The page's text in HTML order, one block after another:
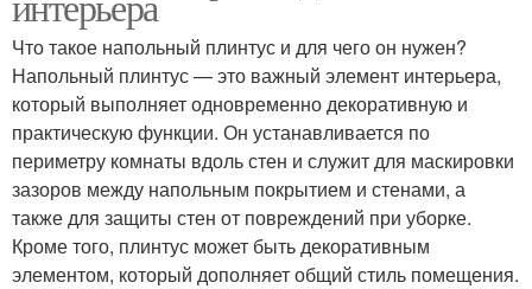
Что такое напольный плинтус и для чего он нужен?
Напольный плинтус — это важный элемент интерьера,
который выполняет одновременно декоративную и
практическую функции. Он устанавливается по
периметру комнаты вдоль стен и служит для маскировки
зазоров между напольным покрытием и стенами, а
также для защиты стен от повреждений при уборке.
Кроме того, плинтус может быть декоративным
элементом, который дополняет общий стиль помещения.